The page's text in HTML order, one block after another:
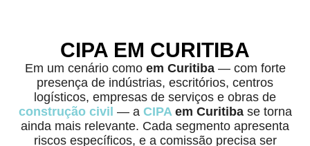
CIPA EM CURITIBA
Em um cenário como em Curitiba— com forte
presença de indústrias, escritórios, centros
logísticos, empresas de serviços e obras de
construção civil — a CIPA em Curitiba se torna
ainda mais relevante. Cada segmento apresenta
riscos específicos, e a comissão precisa ser